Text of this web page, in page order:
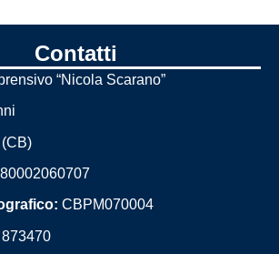
Contatti
“Nicola Scarano”
80002060707
CBPM070004